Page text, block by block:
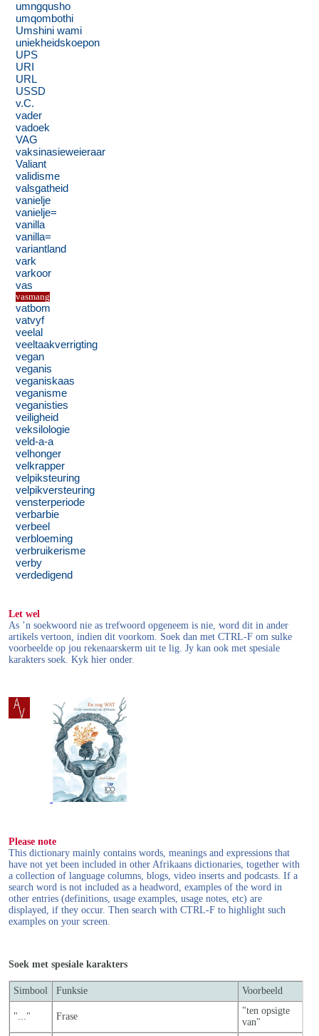
umngqusho
umqombothi
Umshini wami
uniekheidskoepon
UPS
URI
URL
USSD
v.C.
vader
vadoek
VAG
vaksinasieweieraar
Valiant
validisme
valsgatheid
vanielje
vanielje=
vanilla
vanilla=
variantland
vark
varkoor
vas
vasmang
vatbom
vatvyf
veelal
veeltaakverrigting
vegan
veganis
veganiskaas
veganisme
veganisties
veiligheid
veksilologie
veld-a-a
velhonger
velkrapper
velpiksteuring
velpikversteuring
vensterperiode
verbarbie
verbeel
verbloeming
verbruikerisme
verby
verdedigend
Let wel
As ’n soekwoord nie as trefwoord opgeneem is nie, word dit in ander
artikels vertoon, indien dit voorkom. Soek dan met CTRL-F om sulke
voorbeelde op jou rekenaarskerm uit te lig. Jy kan ook met spesiale
karakters soek. Kyk hier onder.
Please note
This dictionary mainly contains words, meanings and expressions that
have not yet been included in other Afrikaans dictionaries, together with
a collection of language columns, blogs, video inserts and podcasts. If a
search word is not included as a headword, examples of the word in
other entries (definitions, usage examples, usage notes, etc) are
displayed, if they occur. Then search with CTRL-F to highlight such
examples on your screen.
Soek met spesiale karakters
Simbool Funksie Voorbeeld
"..." Frase
"ten opsigte
van"